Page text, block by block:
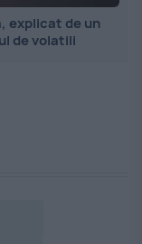
explicat de un
de volatili